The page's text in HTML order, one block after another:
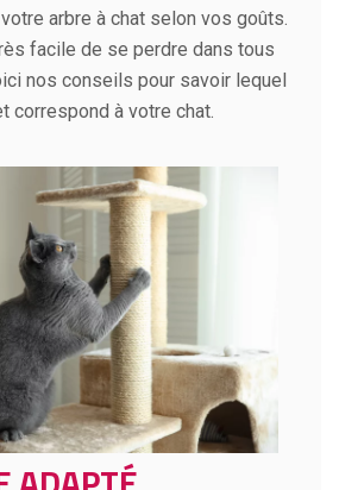
arbre à chat selon vos goûts.
facile de se perdre dans tous
nos conseils pour savoir lequel
correspond à votre chat.